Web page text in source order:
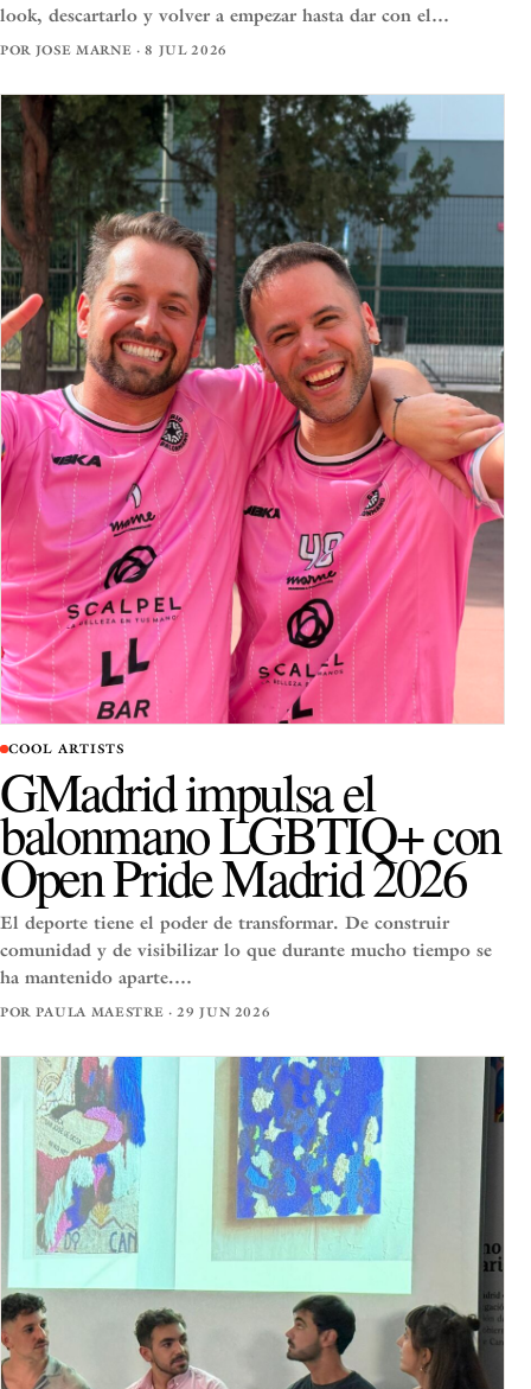
look, descartarlo y volver a empezar hasta dar con el…
POR JOSE MARNE · 8 JUL 2026
COOL ARTISTS
GMadrid impulsa el
balonmano LGBTIQ+ con
Open Pride Madrid 2026
El deporte tiene el poder de transformar. De construir
comunidad y de visibilizar lo que durante mucho tiempo se
ha mantenido aparte.…
POR PAULA MAESTRE · 29 JUN 2026